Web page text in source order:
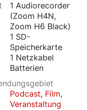
1 Audiorecorder
(Zoom H4N,
Zoom H6 Black)
1 SD-
Speicherkarte
1 Netzkabel
Batterien
Podcast, Film,
Veranstaltung